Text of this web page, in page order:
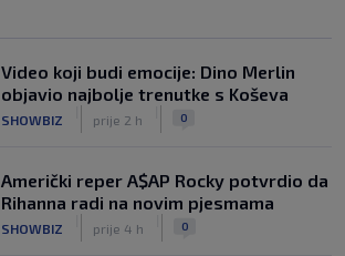
Video koji budi emocije: Dino Merlin
objavio najbolje trenutke s Koševa
SHOWBIZ prije 2 h 0
Američki reper A$AP Rocky potvrdio da
Rihanna radi na novim pjesmama
SHOWBIZ prije 4 h 0